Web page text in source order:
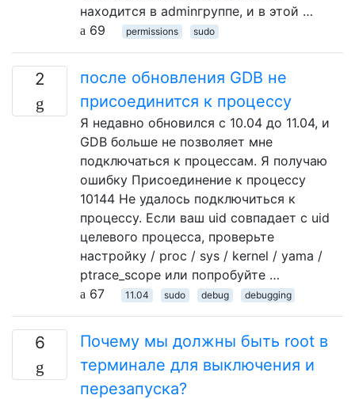
находится в adminгруппе, и в этой …
69
permissions sudo
2
после обновления GDB не
присоединится к процессу
Я недавно обновился с 10.04 до 11.04, и
GDB больше не позволяет мне
подключаться к процессам. Я получаю
ошибку Присоединение к процессу
10144 Не удалось подключиться к
процессу. Если ваш uid совпадает с uid
целевого процесса, проверьте
настройку / proc / sys / kernel / yama /
ptrace_scope или попробуйте …
67
11.04 sudo debug debugging
6
Почему мы должны быть root в
терминале для выключения и
перезапуска?